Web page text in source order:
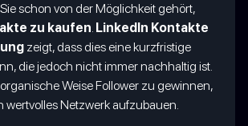
schon von der Möglichkeit gehört,
zu kaufen. LinkedIn Kontakte
zeigt, dass dies eine kurzfristige
die jedoch nicht immer nachhaltig ist.
organische Weise Follower zu gewinnen,
wertvolles Netzwerk aufzubauen.